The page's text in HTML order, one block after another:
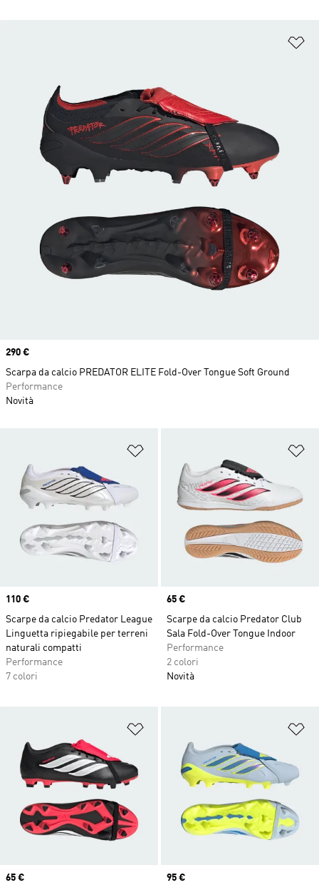
Aggiungi alla lista dei desideri
Price
110 €
Scarpe da calcio Predator League
Linguetta ripiegabile per terreni
naturali compatti
Performance
7 colori
Price
65 €
Scarpe da calcio Predator Club
Sala Fold-Over Tongue Indoor
Performance
2 colori
Novità
Aggiungi alla lista dei desideri
Price
65 € Price
95 €
Price
290 €
Scarpa da calcio PREDATOR ELITE Fold-Over Tongue Soft Ground
Performance
Novità